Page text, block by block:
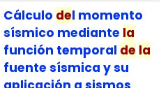
Cálculo del momento
sísmico mediante la
función temporal de la
fuente sísmica y su